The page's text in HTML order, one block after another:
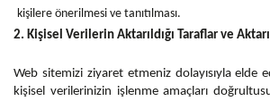
kişilere önerilmesi ve tanıtılması.
2. Kişisel Verilerin Aktarıldığı Taraflar ve
Web sitemizi ziyaret etmeniz dolayısıyla elde
kişisel verilerinizin işlenme amaçları